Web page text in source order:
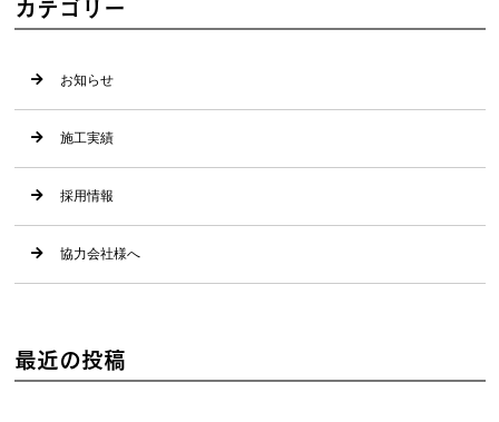
カテゴリー
お知らせ
施工実績
採用情報
協力会社様へ
最近の投稿